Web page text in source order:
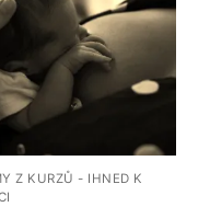
Z KURZŮ - IHNED K